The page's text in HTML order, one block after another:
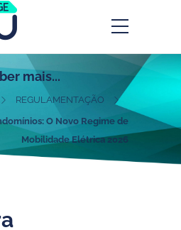
mais...
REGULAMENTAÇÃO
O Novo Regime de
Mobilidade Elétrica 2026